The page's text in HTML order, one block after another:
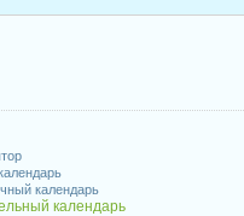
календарь
календарь